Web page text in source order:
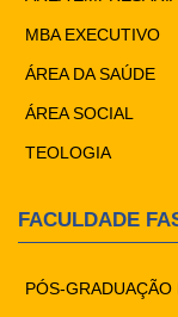
MBA EXECUTIVO
ÁREA DA SAÚDE
ÁREA SOCIAL
TEOLOGIA
FACULDADE
PÓS-